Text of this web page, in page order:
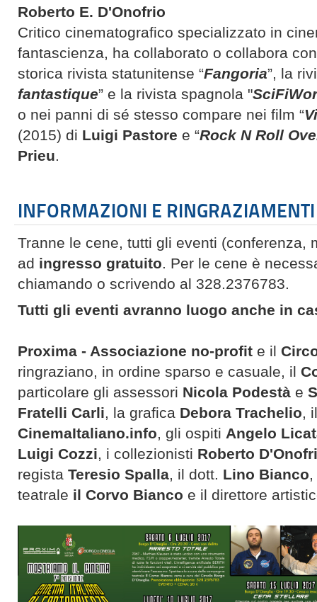
Roberto E. D'Onofrio
Critico cinematografico specializzato in
fantascienza, ha collaborato o collabora
storica rivista statunitense “Fangoria”, la
fantastique” e la rivista spagnola "
o nei panni di sé stesso compare nei film “
(2015) di Luigi Pastore e “Rock N Roll
Prieu.
INFORMAZIONI E RINGRAZIAMENTI
Tranne le cene, tutti gli eventi (conferenza,
ad ingresso gratuito. Per le cene è
chiamando o scrivendo al 328.2376783.
Tutti gli eventi avranno luogo anche in
Proxima - Associazione no-profit e il
ringraziano, in ordine sparso e casuale, il
particolare gli assessori Nicola Podestà e
Fratelli Carli, la grafica Debora Trachelio,
CinemaItaliano.info, gli ospiti Angelo
Luigi Cozzi, i collezionisti Roberto
regista Teresio Spalla, il dott. Lino Bianco
teatrale il Corvo Bianco e il direttore